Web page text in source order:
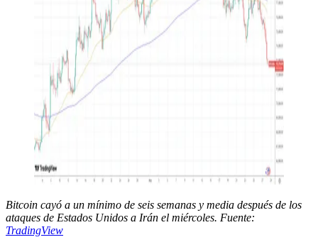
Bitcoin cayó a un mínimo de seis semanas y media después de los
ataques de Estados Unidos a Irán el miércoles. Fuente:
TradingView